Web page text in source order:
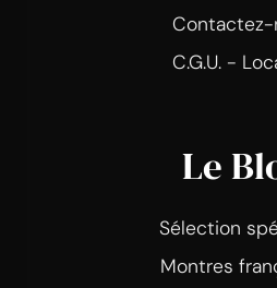
Contactez-
C.G.U. -
Le
Sélection
Montres